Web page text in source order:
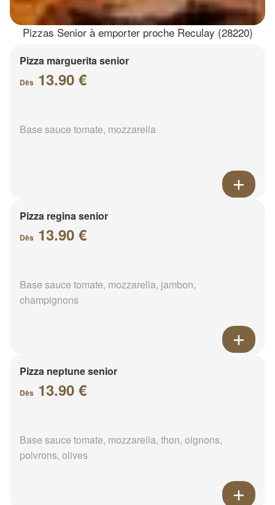
Pizzas Senior à emporter proche Reculay (28220)
Pizza marguerita senior
Dès 13.90 €
Base sauce tomate, mozzarella
Pizza regina senior
Dès 13.90 €
Base sauce tomate, mozzarella, jambon,
champignons
Pizza neptune senior
Dès 13.90 €
Base sauce tomate, mozzarella, thon, oignons,
poivrons, olives